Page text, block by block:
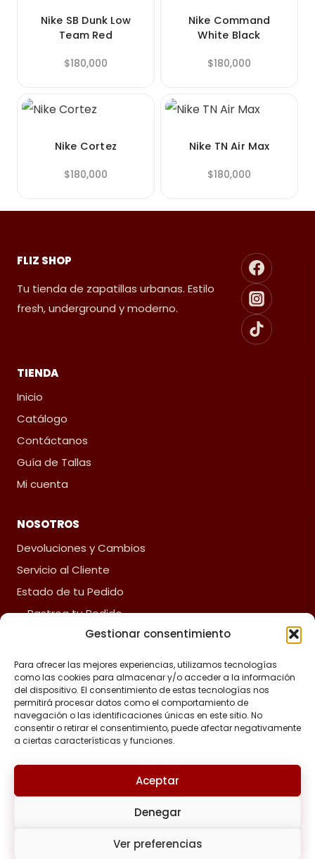
Gestionar consentimiento
Para ofrecer las mejores experiencias, utilizamos tecnologías
como las cookies para almacenar y/o acceder a la información
del dispositivo. El consentimiento de estas tecnologías nos
permitirá procesar datos como el comportamiento de
navegación o las identificaciones únicas en este sitio. No
consentir o retirar el consentimiento, puede afectar negativamente
a ciertas características y funciones.
Aceptar
Denegar
Ver preferencias
Nike SB Dunk Low
Team Red
$180,000
Nike Command
White Black
$180,000
Nike Cortez
$180,000
Nike TN Air Max
$180,000
FLIZ SHOP
Tu tienda de zapatillas urbanas. Estilo
fresh, underground y moderno.
TIENDA
Inicio
Catálogo
Contáctanos
Guía de Tallas
Mi cuenta
NOSOTROS
Devoluciones y Cambios
Servicio al Cliente
Estado de tu Pedido
Rastrea tu Pedido
Preguntas Frecuentes
ACERCA DE FLIZ
Política de reembolsos y devoluciones
Política de privacidad
Términos y Condiciones
Aviso de Cumplimiento Legal